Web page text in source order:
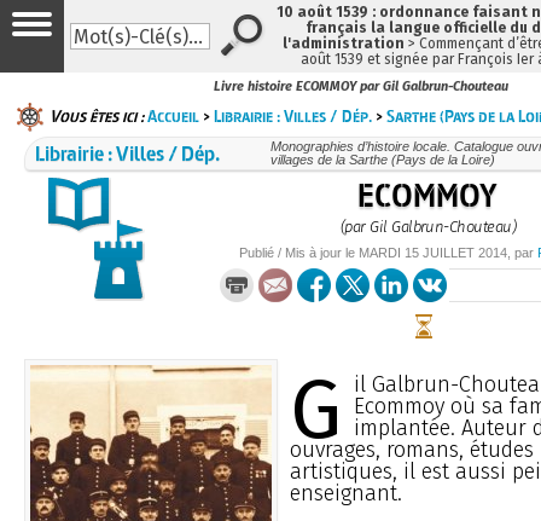
Livre histoire ECOMMOY par Gil Galbrun-Chouteau
Vous êtes ici :Accueil >Librairie : Villes / Dép. >Sarthe (Pays de la
Librairie : Villes / Dép.
Monographies d’histoire locale. Catalogue
villages de la Sarthe (Pays de la Loire)
ECOMMOY
(par Gil Galbrun-Chouteau)
Publié / Mis à jour le MARDI 15 JUILLET 2014 , par
G
il Galbrun-
Ecommoy où sa
implantée. Auteur
ouvrages, romans,
artistiques, il est aussi
enseignant.
10 août 1539 : ordonnance faisant
français la langue officielle du
l'administration > Commençant
août 1539 et signée par François